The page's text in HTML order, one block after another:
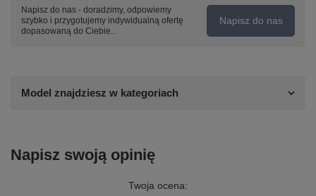
Napisz do nas - doradzimy, odpowiemy
szybko i przygotujemy indywidualną ofertę
dopasowaną do Ciebie..
Napisz do nas
Model znajdziesz w kategoriach
Napisz swoją opinię
Twoja ocena: